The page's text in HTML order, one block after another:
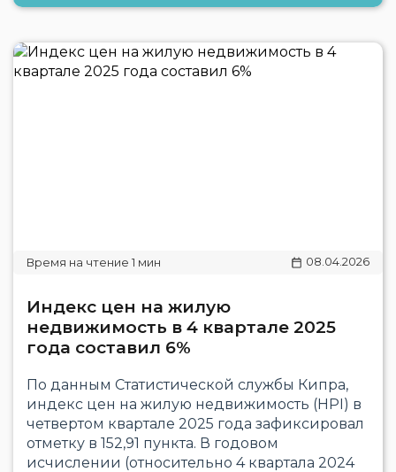
08.04.2026
Индекс цен на жилую
недвижимость в 4 квартале 2025
года составил 6%
По данным Статистической службы Кипра,
индекс цен на жилую недвижимость (HPI) в
четвертом квартале 2025 года зафиксировал
отметку в 152,91 пункта. В годовом
исчислении (относительно 4 квартала 2024